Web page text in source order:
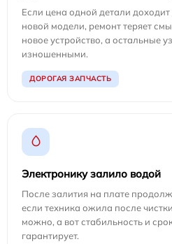
Если цена одной детали
новой модели, ремонт теряет
новое устройство, а остальные
изношенными.
ДОРОГАЯ ЗАПЧАСТЬ
Электронику залило водой
После залития на плате
если техника ожила после
можно, а вот стабильность и
гарантирует.